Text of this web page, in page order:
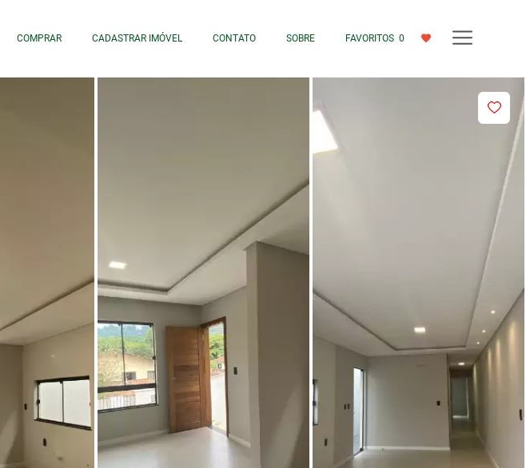
COMPRAR CADASTRAR IMÓVEL CONTATO SOBRE FAVORITOS 0